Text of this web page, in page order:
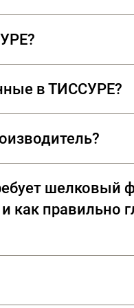
в ТИССУРЕ?
шелковый
как правильно
ткани,